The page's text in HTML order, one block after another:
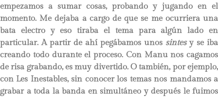
empezamos a sumar cosas, probando y jugando en el
momento. Me dejaba a cargo de que se me ocurriera una
bata electro y eso tiraba el tema para algún lado en
particular. A partir de ahí pegábamos unos sintesy se iba
creando todo durante el proceso. Con Manu nos cagamos
de risa grabando, es muy divertido. O también, por ejemplo,
con Les Inestables, sin conocer los temas nos mandamos a
grabar a toda la banda en simultáneo y después le fuimos